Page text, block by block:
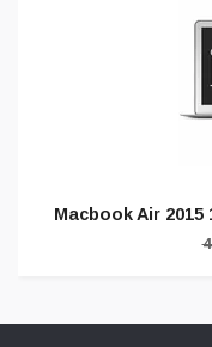
Macbook Air 2015